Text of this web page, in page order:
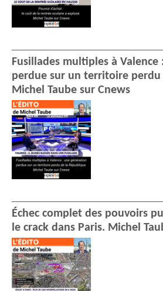
Fusillades multiples à
perdue sur un territoire perdu
Michel Taube sur Cnews
Échec complet des pouvoirs
le crack dans Paris. Michel